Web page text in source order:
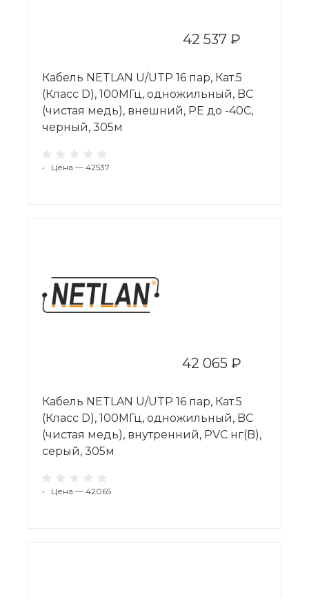
42 537 ₽
Кабель NETLAN U/UTP 16 пар, Кат.5
(Класс D), 100МГц, одножильный, BC
(чистая медь), внешний, PE до -40C,
черный, 305м
• Цена — 42537
42 065 ₽
Кабель NETLAN U/UTP 16 пар, Кат.5
(Класс D), 100МГц, одножильный, BC
(чистая медь), внутренний, PVC нг(B),
серый, 305м
• Цена — 42065